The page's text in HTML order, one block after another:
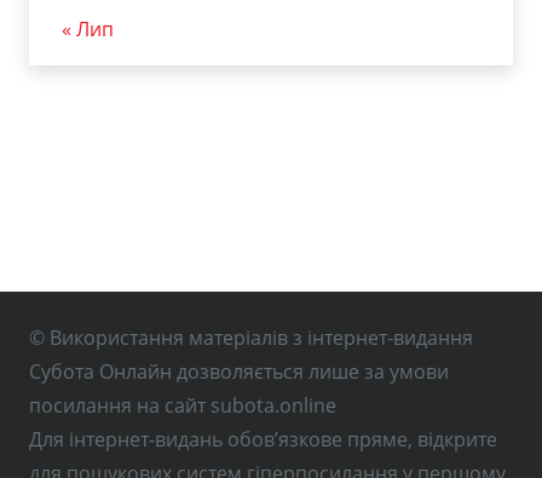
« Лип
© Використання матеріалів з інтернет-видання
Субота Онлайн дозволяється лише за умови
посилання на сайт subota.online
Для інтернет-видань обов’язкове пряме, відкрите